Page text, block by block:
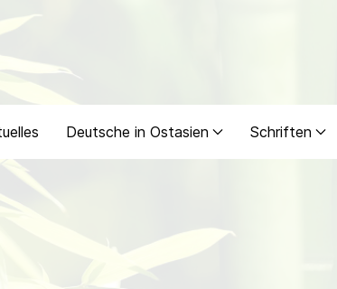
Deutsche in Ostasien Schriften